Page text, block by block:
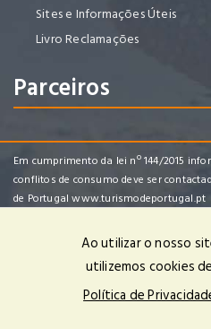
Sites e Informações Úteis
Livro Reclamações
Parceiros
Em cumprimento da lei nº 144/2015
conflitos de consumo deve ser
de Portugalwww.turismodeportugal.pt
Vouviajar, Lda | RNAVT 7452 | ©
Ao utilizar o nosso
utilizemos cookies
Política de